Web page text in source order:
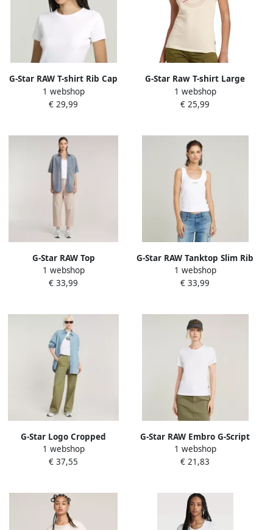
G-Star RAW T-shirt Rib Cap
Sleeve van ribjersey slim fit
1 webshop
€ 29,99
G-Star Raw T-shirt Large
Logo
1 webshop
€ 25,99
G-Star RAW Top
Asymmetrical Zip met een
ritssluiting
1 webshop
€ 33,99
G-Star RAW Tanktop Slim Rib
Tank met merkopschrift op
borsthoogte
1 webshop
€ 33,99
G-Star Logo Cropped
Relaxte T-shirt White Dames
1 webshop
€ 37,55
G-Star RAW Embro G-Script
Logo Top Wit Dames
1 webshop
€ 21,83